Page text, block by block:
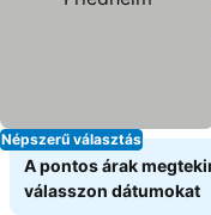
Népszerű választás
A pontos árak
válasszon dátumokat